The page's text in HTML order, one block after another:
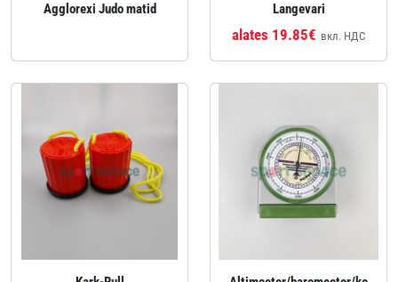
Agglorexi Judo matid Langevari
alates 19.85€ вкл. НДС